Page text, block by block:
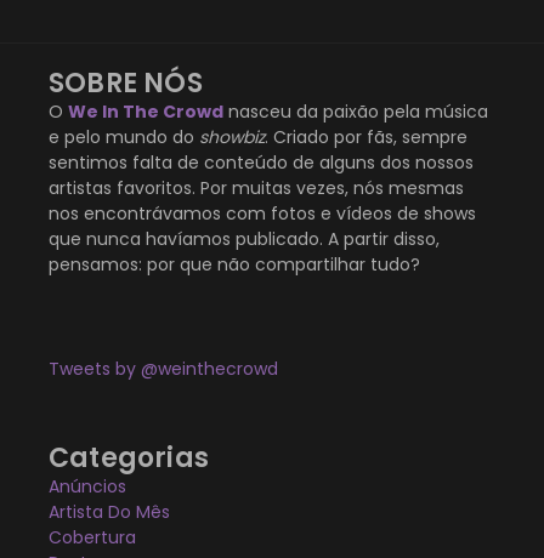
SOBRE NÓS
O We In The Crowd nasceu da paixão pela música
e pelo mundo do showbiz. Criado por fãs, sempre
sentimos falta de conteúdo de alguns dos nossos
artistas favoritos. Por muitas vezes, nós mesmas
nos encontrávamos com fotos e vídeos de shows
que nunca havíamos publicado. A partir disso,
pensamos: por que não compartilhar tudo?
Tweets by @weinthecrowd
Categorias
Anúncios
Artista Do Mês
Cobertura